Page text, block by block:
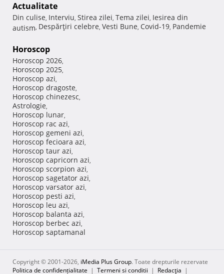
Actualitate
Din culise, Interviu, Stirea zilei, Tema zilei, Iesirea din
autism, Despărţiri celebre, Vesti Bune, Covid-19, Pandemie
Horoscop
Horoscop 2026,
Horoscop 2025,
Horoscop azi,
Horoscop dragoste,
Horoscop chinezesc,
Astrologie,
Horoscop lunar,
Horoscop rac azi,
Horoscop gemeni azi,
Horoscop fecioara azi,
Horoscop taur azi,
Horoscop capricorn azi,
Horoscop scorpion azi,
Horoscop sagetator azi,
Horoscop varsator azi,
Horoscop pesti azi,
Horoscop leu azi,
Horoscop balanta azi,
Horoscop berbec azi,
Horoscop saptamanal
Copyright © 2001-2026, iMedia Plus Group. Toate drepturile rezervate
Politica de confidențialitate | Termeni si conditii | Redacţia |